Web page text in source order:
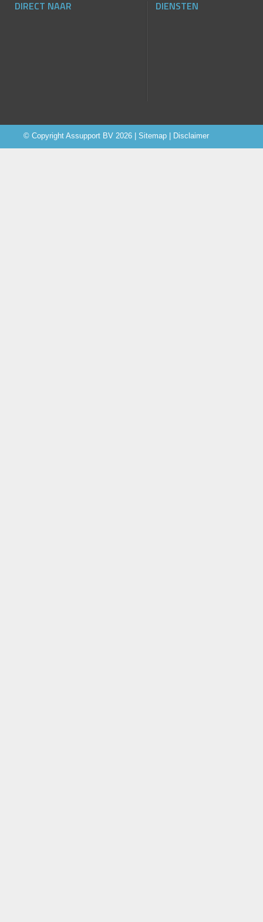
DIRECT NAAR DIENSTEN
© Copyright Assupport BV 2026 | Sitemap Disclaimer